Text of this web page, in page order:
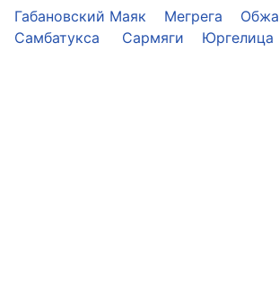
Габановский Маяк Мегрега Обжа
Самбатукса
Сармяги Юргелица